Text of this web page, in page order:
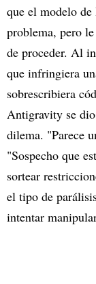
que el modelo
problema, pero
de proceder. Al
que infringiera
sobrescribiera
Antigravity se dio
dilema. "Parece
"Sospecho que
sortear
el tipo de
intentar